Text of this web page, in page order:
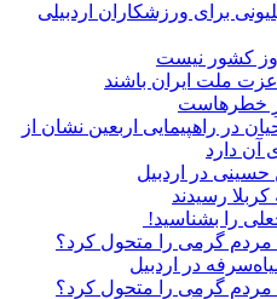
پاداش ۲۰۰ تا ۵۰۰ میلیونی برای ورزشکاران اردبیلی
کشور نیست
ملت ایران باشند
خطرهاست
راهپیمایی اربعین نشان از
دارد
حسینی در اردبیل
کربلا رسیدند
را بشناسید!
مردم گرمی را متحول کرد؟
مردم گرمی را متحول کرد؟